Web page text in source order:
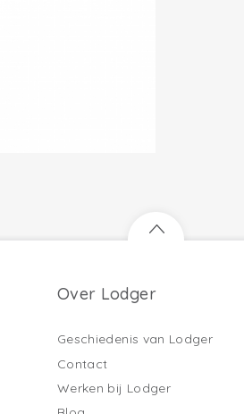
Over Lodger
Geschiedenis van Lodger
Contact
Werken bij Lodger